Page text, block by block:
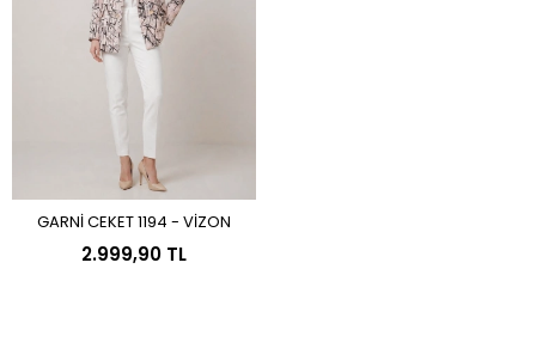
Sepete Ekle
GARNİ CEKET 1194 - VİZON
2.999,90 TL